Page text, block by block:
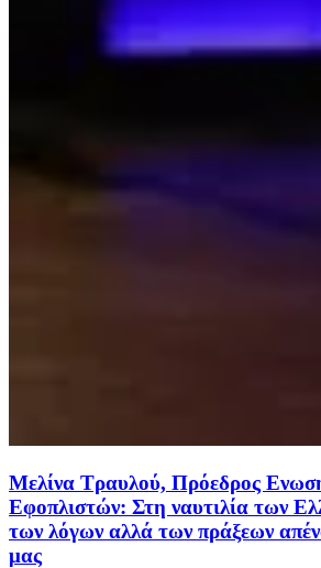
Μελίνα Τραυλού, Πρόεδρος
Εφοπλιστών: Στη ναυτιλία των
των λόγων αλλά των πράξεων
μας